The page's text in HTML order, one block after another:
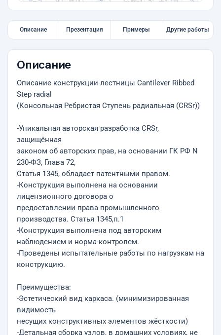
Описание Презентация Примеры Другие работы
Описание
Описание конструкции лестницы Cantilever Ribbed
Step radial
(Консольная Ребристая Ступень радиальная (CRSr))
-Уникальная авторская разработка CRSr,
защищённая
законом об авторских прав, на основании ГК РФ N
230-ФЗ, Глава 72,
Статья 1345, обладает патентными правом.
-Конструкция выполнена на основании
лицензионного договора о
предоставлении права промышленного
производства. Статья 1345,п.1
-Конструкция выполнена под авторским
наблюдением и норма-контролем.
-Проведены испытательные работы по нагрузкам на
конструкцию.
Преимущества:
-Эстетический вид каркаса. (минимизированная
видимость
несущих конструктивных элементов жёсткости)
-Детальная сборка узлов, в домашних условиях, не